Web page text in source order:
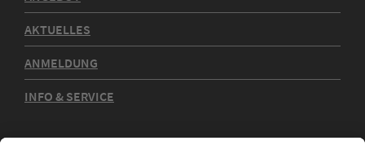
AKTUELLES
ANMELDUNG
INFO & SERVICE